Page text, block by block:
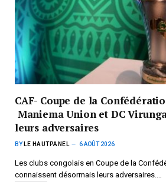
CAF- Coupe de la
Maniema Union et DC
leurs adversaires
BY LE HAUTPANEL 6 AOÛT 2026
Les clubs congolais en Coupe de la
connaissent désormais leurs adversaires.…